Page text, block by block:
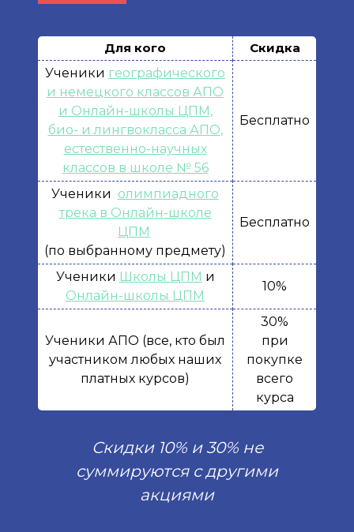
Для кого
Скидка
Ученики географического
и немецкого классов АПО
и Онлайн-школы ЦПМ,
био- и лингвокласса АПО,
естественно-научных
классов в школе № 56
Бесплатно
Ученики олимпиадного
трека в Онлайн-школе
ЦПМ
(по выбранному предмету)
Бесплатно
Ученики Школы ЦПМ и
Онлайн-школы ЦПМ
10%
Ученики АПО (все, кто был
участником любых наших
платных курсов)
30%
при
покупке
всего
курса
Скидки 10% и 30% не
суммируются с другими
акциями